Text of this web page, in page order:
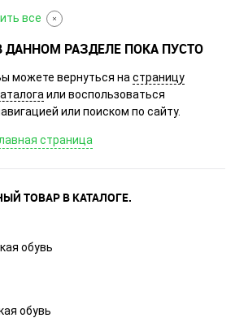
все
ДАННОМ РАЗДЕЛЕ ПОКА ПУСТО
можете вернуться на страницу
или воспользоваться
или поиском по сайту.
страница
ТОВАР В КАТАЛОГЕ.
обувь
обувь